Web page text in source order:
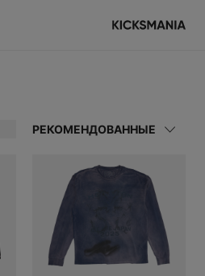
РЕКОМЕНДОВАННЫЕ
Регистрация